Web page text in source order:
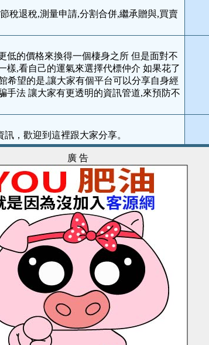
稅退稅,測量申請,分割合併,繼承贈與,買賣
低的價格來換得一個棲身之所 但是面對不
樣,看自己的運氣來選擇代標仲介 如果花了
希望的是,讓大家有個平台可以分享自身經
手法 讓大家有更透明的資訊管道,來預防不
，歡迎到這裡跟大家分享。
廣 告